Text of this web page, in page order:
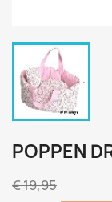
POPPEN
€ 19,95